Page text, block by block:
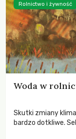
Woda w
Skutki zmiany
bardzo dotkliwe.
Rolnictwo i żywność